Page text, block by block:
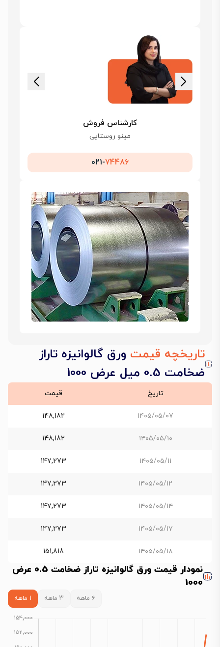
کارشناس فروش
مینو روستایی
021-74486
تاریخچه قیمت ورق گالوانیزه تاراز
ضخامت 0.5 میل عرض 1000
تاریخ قیمت
۱۴۰۵/۰۵/۰۷ 148,182
۱۴۰۵/۰۵/۱۰ 148,182
۱۴۰۵/۰۵/۱۱ 147,273
۱۴۰۵/۰۵/۱۲ 147,273
۱۴۰۵/۰۵/۱۴ 147,273
۱۴۰۵/۰۵/۱۷ 147,273
۱۴۰۵/۰۵/۱۸ 151,818
نمودار قیمت ورق گالوانیزه تاراز ضخامت 0.5 عرض
1000
۶ ماهه ۳ ماهه ۱ ماهه